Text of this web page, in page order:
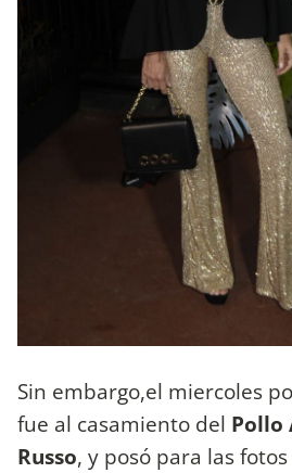
Sin embargo,el miercoles
fue al casamiento del Pollo
Russo, y posó para las